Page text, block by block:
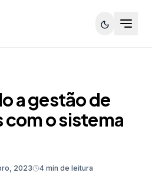
a gestão de
o sistema
2023
4 min de leitura